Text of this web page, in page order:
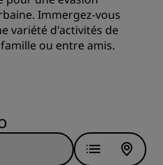
Immergez-vous
variété d'activités de
ou entre amis.